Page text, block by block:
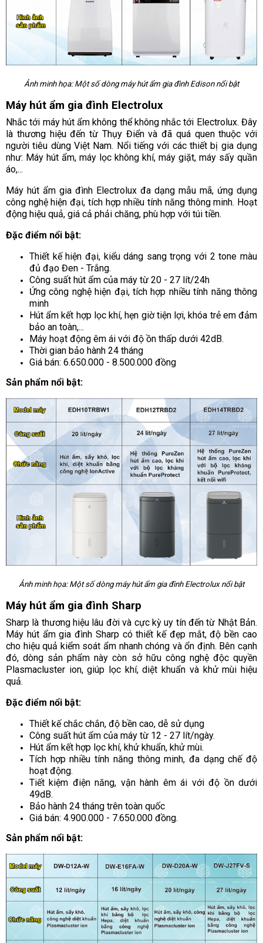
Ảnh minh họa: Một số dòng máy hút ẩm gia đình Edison nổi bật
Máy hút ẩm gia đình Electrolux
Nhắc tới máy hút ẩm không thể không nhắc tới Electrolux. Đây
là thương hiệu đến từ Thụy Điển và đã quá quen thuộc với
người tiêu dùng Việt Nam. Nổi tiếng với các thiết bị gia dụng
như: Máy hút ẩm, máy lọc không khí, máy giặt, máy sấy quần
áo,...
Máy hút ẩm gia đình Electrolux đa dạng mẫu mã, ứng dụng
công nghệ hiện đại, tích hợp nhiều tính năng thông minh. Hoạt
động hiệu quả, giá cả phải chăng, phù hợp với túi tiền.
Đặc điểm nổi bật:
Thiết kế hiện đại, kiểu dáng sang trọng với 2 tone màu
đủ đạo Đen - Trắng.
Công suất hút ẩm của máy từ 20 - 27 lít/24h
Ứng công nghệ hiện đại, tích hợp nhiều tính năng thông
minh
Hút ẩm kết hợp lọc khí, hẹn giờ tiện lợi, khóa trẻ em đảm
bảo an toàn,...
Máy hoạt động êm ái với độ ồn thấp dưới 42dB.
Thời gian bảo hành 24 tháng
Giá bán: 6.650.000 - 8.500.000 đồng
Sản phẩm nổi bật:
Ảnh minh họa: Một số dòng máy hút ẩm gia đình Electrolux nổi bật
Máy hút ẩm gia đình Sharp
Sharp là thương hiệu lâu đời và cực kỳ uy tín đến từ Nhật Bản.
Máy hút ẩm gia đình Sharp có thiết kế đẹp mắt, độ bền cao
cho hiệu quả kiểm soát ẩm nhanh chóng và ổn định. Bên cạnh
đó, dòng sản phẩm này còn sở hữu công nghệ độc quyền
Plasmacluster ion, giúp lọc khí, diệt khuẩn và khử mùi hiệu
quả.
Đặc điểm nổi bật:
Thiết kế chắc chắn, độ bền cao, dễ sử dụng
Công suất hút ẩm của máy từ 12 - 27 lít/ngày.
Hút ẩm kết hợp lọc khí, khử khuẩn, khử mùi.
Tích hợp nhiều tính năng thông minh, đa dạng chế độ
hoạt động.
Tiết kiệm điện năng, vận hành êm ái với độ ồn dưới
49dB.
Bảo hành 24 tháng trên toàn quốc
Giá bán: 4.900.000 - 7.650.000 đồng.
Sản phẩm nổi bật: